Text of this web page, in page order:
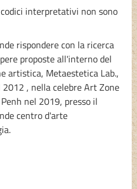
interpretativi non sono
rispondere con la ricerca
proposte all'interno del
artistica, Metaestetica Lab.,
, nella celebre Art Zone
nel 2019, presso il
centro d'arte